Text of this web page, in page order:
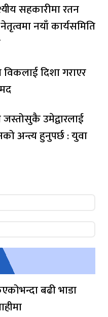
सहकारीमा रतन
नयाँ कार्यसमिति
दिशा गराएर
जस्तोसुकै उमेद्वारलाई
अन्त्य हुनुपर्छ : युवा
बढी भाडा